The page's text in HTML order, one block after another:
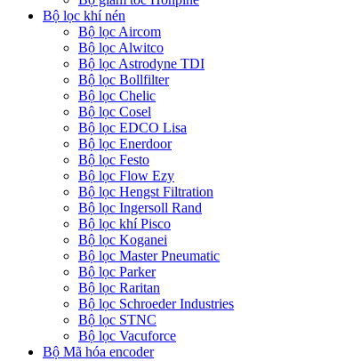
Bộ lọc khí nén
Bộ lọc Aircom
Bộ lọc Alwitco
Bộ lọc Astrodyne TDI
Bộ lọc Bollfilter
Bộ lọc Chelic
Bộ lọc Cosel
Bộ lọc EDCO Lisa
Bộ lọc Enerdoor
Bộ lọc Festo
Bộ lọc Flow Ezy
Bộ lọc Hengst Filtration
Bộ lọc Ingersoll Rand
Bộ lọc khí Pisco
Bộ lọc Koganei
Bộ lọc Master Pneumatic
Bộ lọc Parker
Bộ lọc Raritan
Bộ lọc Schroeder Industries
Bộ lọc STNC
Bộ lọc Vacuforce
Bộ Mã hóa encoder